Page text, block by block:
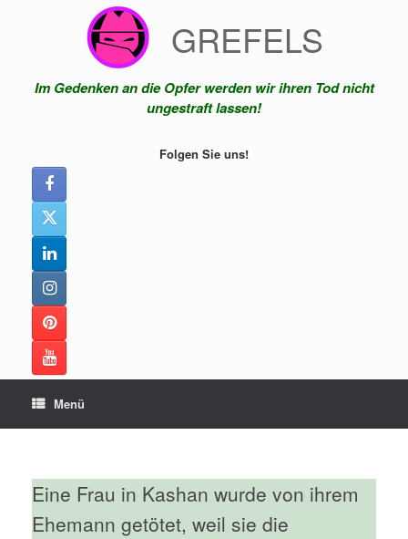
GREFELS
Im Gedenken an die Opfer werden wir ihren Tod nicht
ungestraft lassen!
Folgen Sie uns!
Menü
Eine Frau in Kashan wurde von ihrem
Ehemann getötet, weil sie die